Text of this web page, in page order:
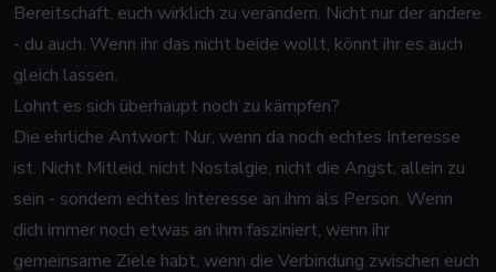
Bereitschaft, euch wirklich zu verändern. Nicht nur der andere
- du auch. Wenn ihr das nicht beide wollt, könnt ihr es auch
gleich lassen.
Lohnt es sich überhaupt noch zu kämpfen?
Die ehrliche Antwort: Nur, wenn da noch echtes Interesse
ist. Nicht Mitleid, nicht Nostalgie, nicht die Angst, allein zu
sein - sondern echtes Interesse an ihm als Person. Wenn
dich immer noch etwas an ihm fasziniert, wenn ihr
gemeinsame Ziele habt, wenn die Verbindung zwischen euch